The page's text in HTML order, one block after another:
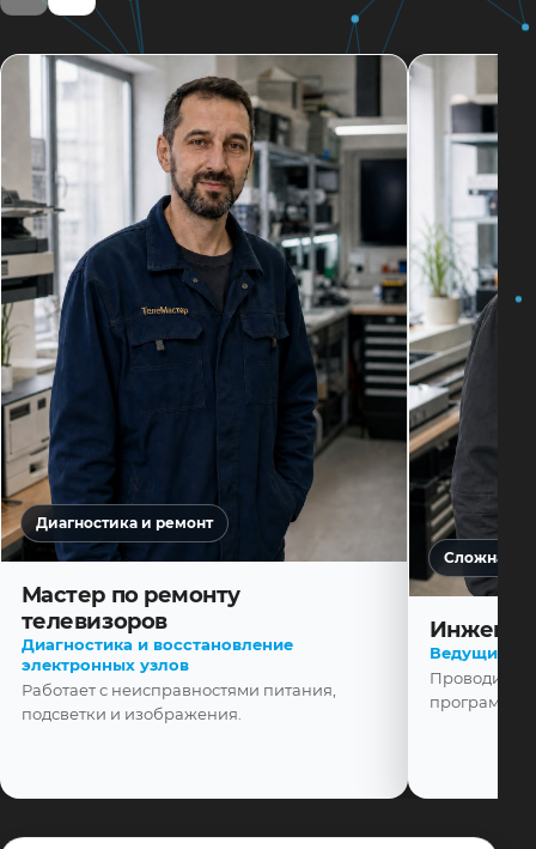
Диагностика и ремонт
Мастер по ремонту
телевизоров
Диагностика и восстановление
электронных узлов
Работает с неисправностями питания,
подсветки и изображения.
Сложная
Ведущий
Проводит